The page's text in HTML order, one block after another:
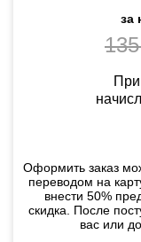
за
При
Оформить заказ
переводом на
внести 50%
скидка. После
вас или